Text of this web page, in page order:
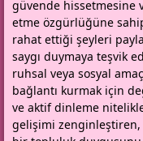
güvende hissetmesine
etme özgürlüğüne
rahat ettiği şeyleri
saygı duymaya teşvik
ruhsal veya sosyal
bağlantı kurmak için
ve aktif dinleme
gelişimi